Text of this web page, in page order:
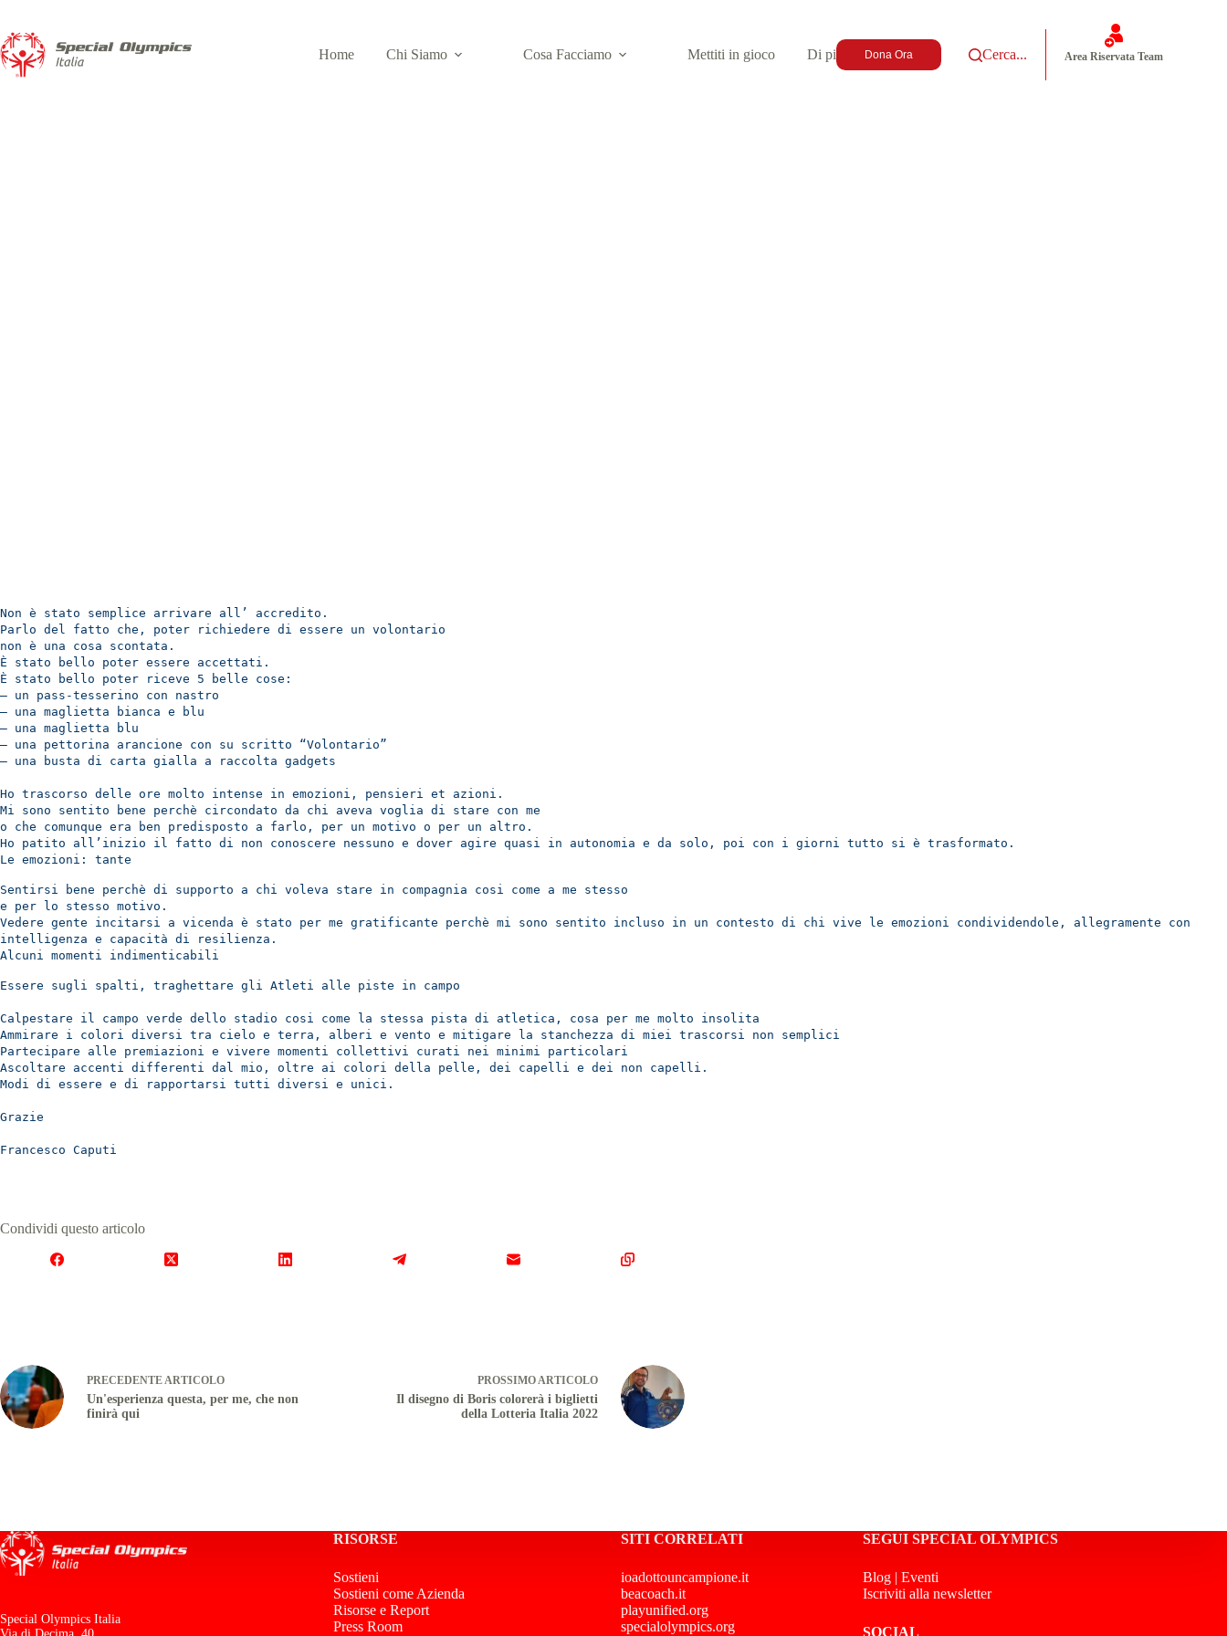
Home Chi Siamo Cosa Facciamo Mettiti in gioco Di più Dona Ora Cerca... Area Riservata Team
Non è stato semplice arrivare all’ accredito.
Parlo del fatto che, poter richiedere di essere un volontario
non è una cosa scontata.
È stato bello poter essere accettati.
È stato bello poter riceve 5 belle cose:
– un pass-tesserino con nastro
– una maglietta bianca e blu
– una maglietta blu
– una pettorina arancione con su scritto “Volontario”
– una busta di carta gialla a raccolta gadgets
Ho trascorso delle ore molto intense in emozioni, pensieri et azioni.
Mi sono sentito bene perchè circondato da chi aveva voglia di stare con me
o che comunque era ben predisposto a farlo, per un motivo o per un altro.
Ho patito all’inizio il fatto di non conoscere nessuno e dover agire quasi in autonomia e da solo, poi con i giorni tutto si è trasformato.
Le emozioni: tante
Sentirsi bene perchè di supporto a chi voleva stare in compagnia cosi come a me stesso
e per lo stesso motivo.
Vedere gente incitarsi a vicenda è stato per me gratificante perchè mi sono sentito incluso in un contesto di chi vive le emozioni condividendole, allegramente con
intelligenza e capacità di resilienza.
Alcuni momenti indimenticabili
Essere sugli spalti, traghettare gli Atleti alle piste in campo
Calpestare il campo verde dello stadio cosi come la stessa pista di atletica, cosa per me molto insolita
Ammirare i colori diversi tra cielo e terra, alberi e vento e mitigare la stanchezza di miei trascorsi non semplici
Partecipare alle premiazioni e vivere momenti collettivi curati nei minimi particolari
Ascoltare accenti differenti dal mio, oltre ai colori della pelle, dei capelli e dei non capelli.
Modi di essere e di rapportarsi tutti diversi e unici.
Grazie
Francesco Caputi
Condividi questo articolo
PRECEDENTEARTICOLO
Un'esperienza questa, per me, che non
finirà qui
PROSSIMOARTICOLO
Il disegno di Boris colorerà i biglietti
della Lotteria Italia 2022
Special Olympics Italia
RISORSE
Sostieni
Sostieni come Azienda
Risorse e Report
Press Room
SITI CORRELATI
ioadottouncampione.it
beacoach.it
playunified.org
specialolympics.org
SEGUI SPECIAL OLYMPICS
Blog| Eventi
Iscriviti alla newsletter
SOCIAL